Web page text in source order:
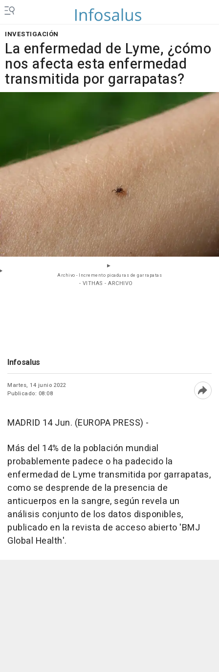
INVESTIGACIÓN
La enfermedad de Lyme, ¿cómo
nos afecta esta enfermedad
transmitida por garrapatas?
Archivo - Incremento picaduras de garrapatas
- VITHAS - ARCHIVO
Infosalus
Martes, 14 junio 2022
Publicado: 08:08
MADRID 14 Jun. (EUROPA PRESS) -
Más del 14% de la población mundial
probablemente padece o ha padecido la
enfermedad de Lyme transmitida por garrapatas,
como se desprende de la presencia de
anticuerpos en la sangre, según revela un
análisis conjunto de los datos disponibles,
publicado en la revista de acceso abierto 'BMJ
Global Health'.